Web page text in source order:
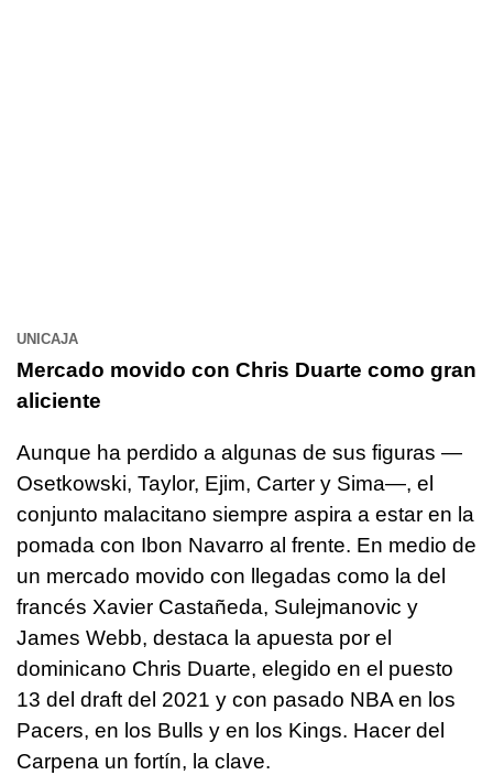
UNICAJA
Mercado movido con Chris Duarte como gran
aliciente
Aunque ha perdido a algunas de sus figuras —
Osetkowski, Taylor, Ejim, Carter y Sima—, el
conjunto malacitano siempre aspira a estar en la
pomada con Ibon Navarro al frente. En medio de
un mercado movido con llegadas como la del
francés Xavier Castañeda, Sulejmanovic y
James Webb, destaca la apuesta por el
dominicano Chris Duarte, elegido en el puesto
13 del draft del 2021 y con pasado NBA en los
Pacers, en los Bulls y en los Kings. Hacer del
Carpena un fortín, la clave.